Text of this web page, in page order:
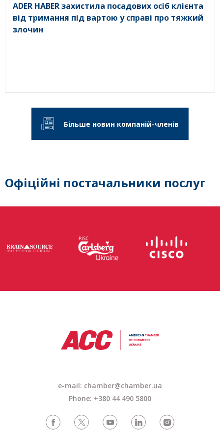
ADER HABER захистила посадових осіб клієнта
від тримання під вартою у справі про тяжкий
злочин
Більше новин компаній-членів
Офіційні постачальники послуг
e-mail: chamber@chamber.ua
Phone: +380 44 490 5800